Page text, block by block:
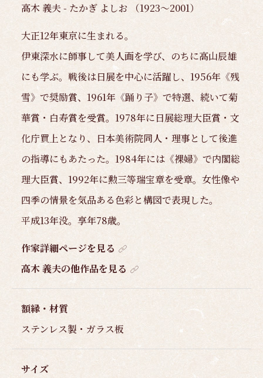
高木 義夫 - たかぎ よしお （1923～2001）
大正12年東京に生まれる。
伊東深水に師事して美人画を学び、のちに高山辰雄
にも学ぶ。戦後は日展を中心に活躍し、1956年《残
雪》で奨励賞、1961年《踊り子》で特選、続いて菊
華賞・白寿賞を受賞。1978年に日展総理大臣賞・文
化庁買上となり、日本美術院同人・理事として後進
の指導にもあたった。1984年には《裸婦》で内閣総
理大臣賞、1992年に勲三等瑞宝章を受章。女性像や
四季の情景を気品ある色彩と構図で表現した。
平成13年没。享年78歳。
作家詳細ページを見る
高木 義夫の他作品を見る
額縁・材質
ステンレス製・ガラス板
サイズ